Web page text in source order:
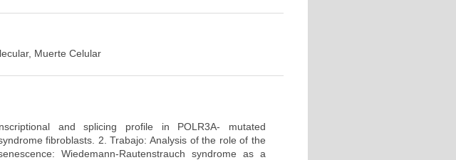
Muerte Celular
and splicing profile in POLR3A- mutated
fibroblasts. 2. Trabajo: Analysis of the role of the
Wiedemann-Rautenstrauch syndrome as a